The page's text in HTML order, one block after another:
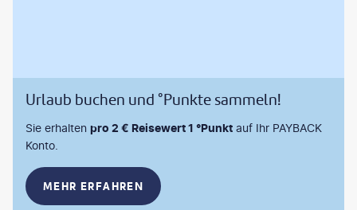
Urlaub buchen und °Punkte sammeln!
Sie erhalten pro 2 € Reisewert 1 °Punkt auf Ihr PAYBACK
Konto.
MEHR ERFAHREN